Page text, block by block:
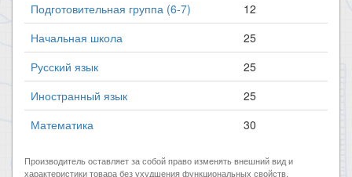
Подготовительная группа (6-7)
12
Начальная школа
25
Русский язык
25
Иностранный язык
25
Математика
30
Производитель оставляет за собой право изменять внешний вид и
характеристики товара без ухудшения функциональных свойств.